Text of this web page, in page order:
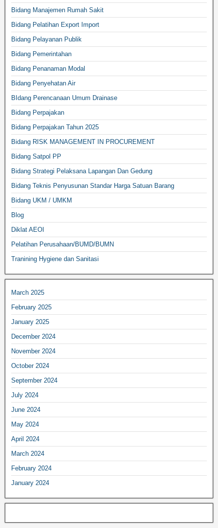
Bidang Manajemen Rumah Sakit
Bidang Pelatihan Export Import
Bidang Pelayanan Publik
Bidang Pemerintahan
Bidang Penanaman Modal
Bidang Penyehatan Air
BIdang Perencanaan Umum Drainase
Bidang Perpajakan
Bidang Perpajakan Tahun 2025
Bidang RISK MANAGEMENT IN PROCUREMENT
Bidang Satpol PP
Bidang Strategi Pelaksana Lapangan Dan Gedung
Bidang Teknis Penyusunan Standar Harga Satuan Barang
Bidang UKM / UMKM
Blog
Diklat AEOI
Pelatihan Perusahaan/BUMD/BUMN
Tranining Hygiene dan Sanitasi
March 2025
February 2025
January 2025
December 2024
November 2024
October 2024
September 2024
July 2024
June 2024
May 2024
April 2024
March 2024
February 2024
January 2024